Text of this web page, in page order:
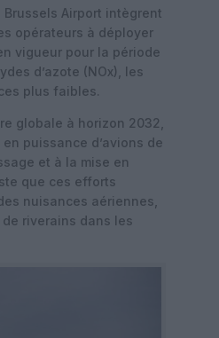
Airport intègrent
opérateurs à déployer
vigueur pour la période
d’azote (NOx), les
plus faibles.
globale à horizon 2032,
puissance d’avions de
et à la mise en
que ces efforts
nuisances aériennes,
riverains dans les